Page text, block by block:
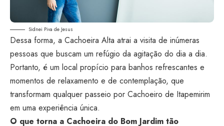
Sidnei Piva de Jesus
Dessa forma, a Cachoeira Alta atrai a visita de inúmeras
pessoas que buscam um refúgio da agitação do dia a dia.
Portanto, é um local propício para banhos refrescantes e
momentos de relaxamento e de contemplação, que
transformam qualquer passeio por Cachoeiro de Itapemirim
em uma experiência única.
O que torna a Cachoeira do Bom Jardim tão